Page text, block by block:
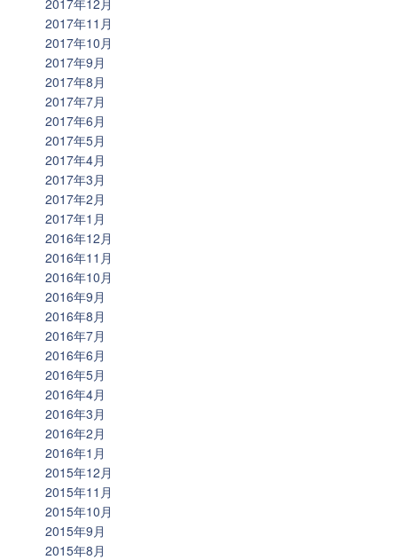
2017年12月
2017年11月
2017年10月
2017年9月
2017年8月
2017年7月
2017年6月
2017年5月
2017年4月
2017年3月
2017年2月
2017年1月
2016年12月
2016年11月
2016年10月
2016年9月
2016年8月
2016年7月
2016年6月
2016年5月
2016年4月
2016年3月
2016年2月
2016年1月
2015年12月
2015年11月
2015年10月
2015年9月
2015年8月